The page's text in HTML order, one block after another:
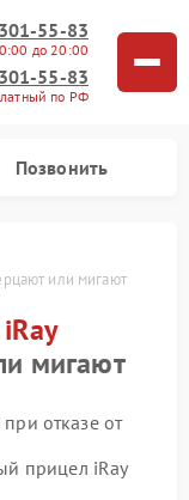
55-83
до 20:00
55-83
по РФ
Позвонить
или мигают
iRay
мигают
отказе от
прицел iRay